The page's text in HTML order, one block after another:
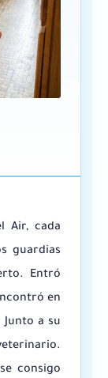
Air, cada
guardias
Entró
en
a su
consigo